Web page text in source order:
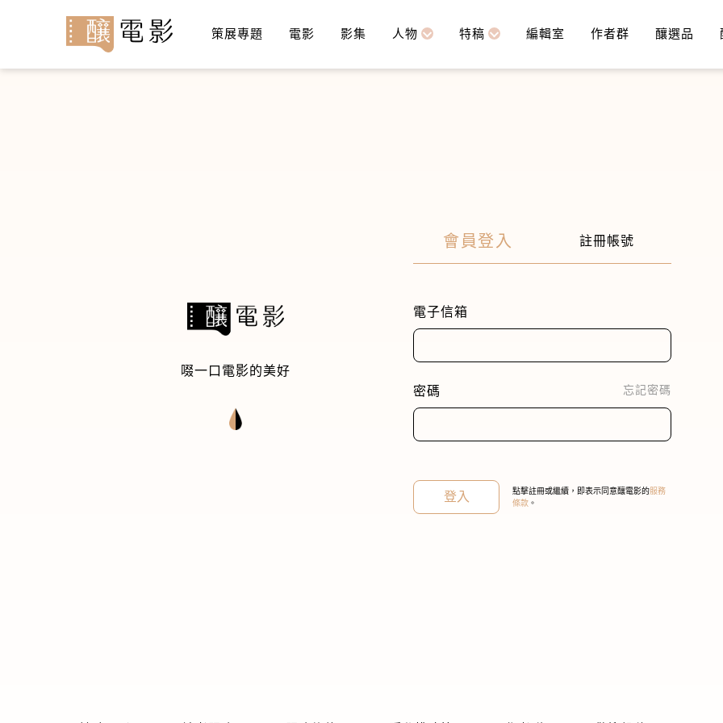
策展專題 電影 影集 人物 特稿 編輯室 作者群 釀選品
啜一口電影的美好
會員登入 註冊帳號
電子信箱
密碼 忘記密碼
登入 點擊註冊或繼續，即表示同意釀電影的服務
條款 。